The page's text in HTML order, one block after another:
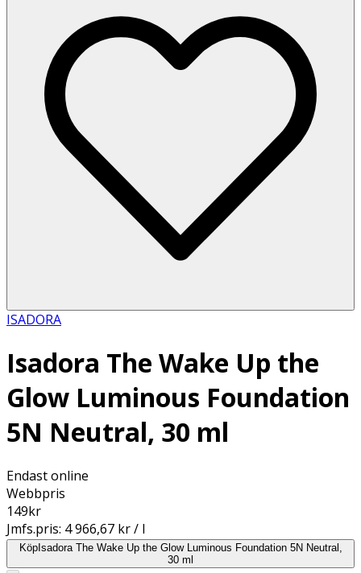
ISADORA
Isadora The Wake Up the
Glow Luminous Foundation
5N Neutral, 30 ml
Endast online
Webbpris
149kr
Jmfs.pris: 4 966,67 kr / l
KöpIsadora The Wake Up the Glow Luminous Foundation 5N Neutral,
30 ml